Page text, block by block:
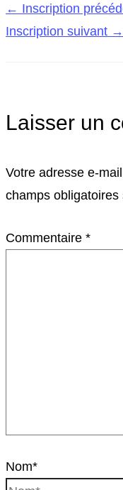
← Inscription
Inscription suivant →
Laisser un
Votre adresse e-
champs
Commentaire *
Nom*